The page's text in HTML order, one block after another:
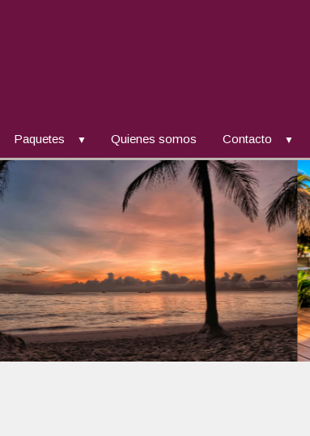
Paquetes Quienes somos Contacto